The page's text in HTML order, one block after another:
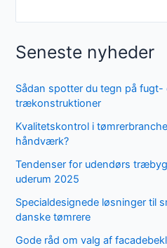
Seneste nyheder
Sådan spotter du tegn på fugt-
trækonstruktioner
Kvalitetskontrol i
håndværk?
Tendenser for udendørs
uderum 2025
Specialdesignede løsninger til
danske tømrere
Gode råd om valg af